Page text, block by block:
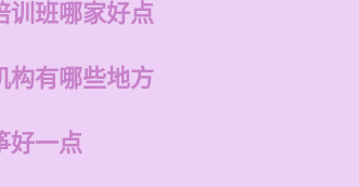
训班哪家好点
构有哪些地方
好一点